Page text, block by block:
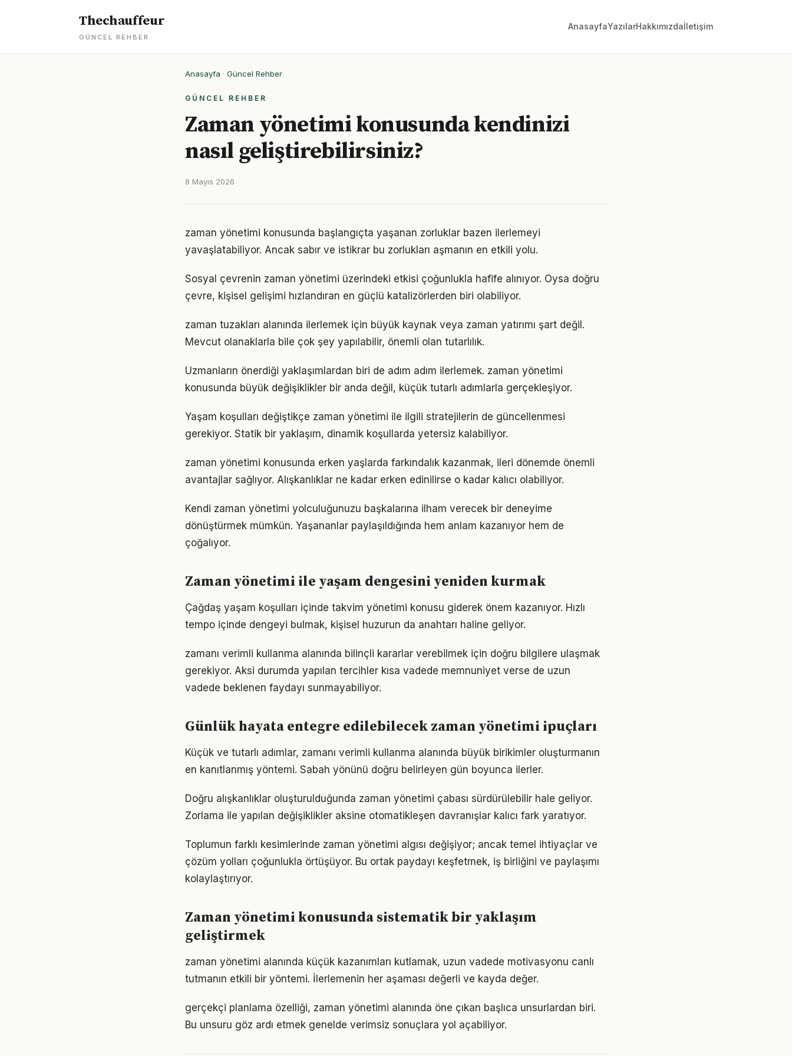
Thechauffeur
GÜNCEL REHBER
AnasayfaYazılarHakkımızdaİletişim
Anasayfa · Güncel Rehber
GÜNCEL REHBER
Zaman yönetimi konusunda kendinizi
nasıl geliştirebilirsiniz?
8 Mayıs 2026
zaman yönetimi konusunda başlangıçta yaşanan zorluklar bazen ilerlemeyi
yavaşlatabiliyor. Ancak sabır ve istikrar bu zorlukları aşmanın en etkili yolu.
Sosyal çevrenin zaman yönetimi üzerindeki etkisi çoğunlukla hafife alınıyor. Oysa doğru
çevre, kişisel gelişimi hızlandıran en güçlü katalizörlerden biri olabiliyor.
zaman tuzakları alanında ilerlemek için büyük kaynak veya zaman yatırımı şart değil.
Mevcut olanaklarla bile çok şey yapılabilir, önemli olan tutarlılık.
Uzmanların önerdiği yaklaşımlardan biri de adım adım ilerlemek. zaman yönetimi
konusunda büyük değişiklikler bir anda değil, küçük tutarlı adımlarla gerçekleşiyor.
Yaşam koşulları değiştikçe zaman yönetimi ile ilgili stratejilerin de güncellenmesi
gerekiyor. Statik bir yaklaşım, dinamik koşullarda yetersiz kalabiliyor.
zaman yönetimi konusunda erken yaşlarda farkındalık kazanmak, ileri dönemde önemli
avantajlar sağlıyor. Alışkanlıklar ne kadar erken edinilirse o kadar kalıcı olabiliyor.
Kendi zaman yönetimi yolculuğunuzu başkalarına ilham verecek bir deneyime
dönüştürmek mümkün. Yaşananlar paylaşıldığında hem anlam kazanıyor hem de
çoğalıyor.
Zaman yönetimi ile yaşam dengesini yeniden kurmak
Çağdaş yaşam koşulları içinde takvim yönetimi konusu giderek önem kazanıyor. Hızlı
tempo içinde dengeyi bulmak, kişisel huzurun da anahtarı haline geliyor.
zamanı verimli kullanma alanında bilinçli kararlar verebilmek için doğru bilgilere ulaşmak
gerekiyor. Aksi durumda yapılan tercihler kısa vadede memnuniyet verse de uzun
vadede beklenen faydayı sunmayabiliyor.
Günlük hayata entegre edilebilecek zaman yönetimi ipuçları
Küçük ve tutarlı adımlar, zamanı verimli kullanma alanında büyük birikimler oluşturmanın
en kanıtlanmış yöntemi. Sabah yönünü doğru belirleyen gün boyunca ilerler.
Doğru alışkanlıklar oluşturulduğunda zaman yönetimi çabası sürdürülebilir hale geliyor.
Zorlama ile yapılan değişiklikler aksine otomatikleşen davranışlar kalıcı fark yaratıyor.
Toplumun farklı kesimlerinde zaman yönetimi algısı değişiyor; ancak temel ihtiyaçlar ve
çözüm yolları çoğunlukla örtüşüyor. Bu ortak paydayı keşfetmek, iş birliğini ve paylaşımı
kolaylaştırıyor.
Zaman yönetimi konusunda sistematik bir yaklaşım
geliştirmek
zaman yönetimi alanında küçük kazanımları kutlamak, uzun vadede motivasyonu canlı
tutmanın etkili bir yöntemi. İlerlemenin her aşaması değerli ve kayda değer.
gerçekçi planlama özelliği, zaman yönetimi alanında öne çıkan başlıca unsurlardan biri.
Bu unsuru göz ardı etmek genelde verimsiz sonuçlara yol açabiliyor.